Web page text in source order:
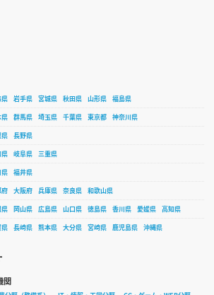
県 岩手県 宮城県 秋田県 山形県
福島県
県 群馬県 埼玉県 千葉県 東京都
神奈川県
県
長野県
県 岐阜県
三重県
県
福井県
府 大阪府 兵庫県 奈良県
和歌山県
県 岡山県 広島県 山口県 徳島県 香川県 愛媛県
高知県
県 長崎県 熊本県 大分県 宮崎県 鹿児島県 沖縄県
関